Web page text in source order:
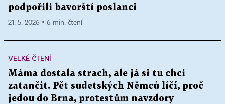
podpořili bavorští poslanci
21. 5. 2026 ▪ 6 min. čtení
VELKÉ ČTENÍ
Máma dostala strach, ale já si tu chci
zatančit. Pět sudetských Němců líčí, proč
jedou do Brna, protestům navzdory